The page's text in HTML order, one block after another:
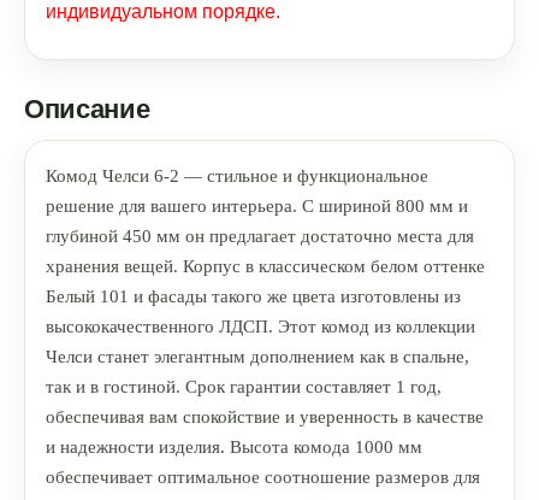
индивидуальном порядке.
Описание
Комод Челси 6-2 — стильное и функциональное
решение для вашего интерьера. С шириной 800 мм и
глубиной 450 мм он предлагает достаточно места для
хранения вещей. Корпус в классическом белом оттенке
Белый 101 и фасады такого же цвета изготовлены из
высококачественного ЛДСП. Этот комод из коллекции
Челси станет элегантным дополнением как в спальне,
так и в гостиной. Срок гарантии составляет 1 год,
обеспечивая вам спокойствие и уверенность в качестве
и надежности изделия. Высота комода 1000 мм
обеспечивает оптимальное соотношение размеров для